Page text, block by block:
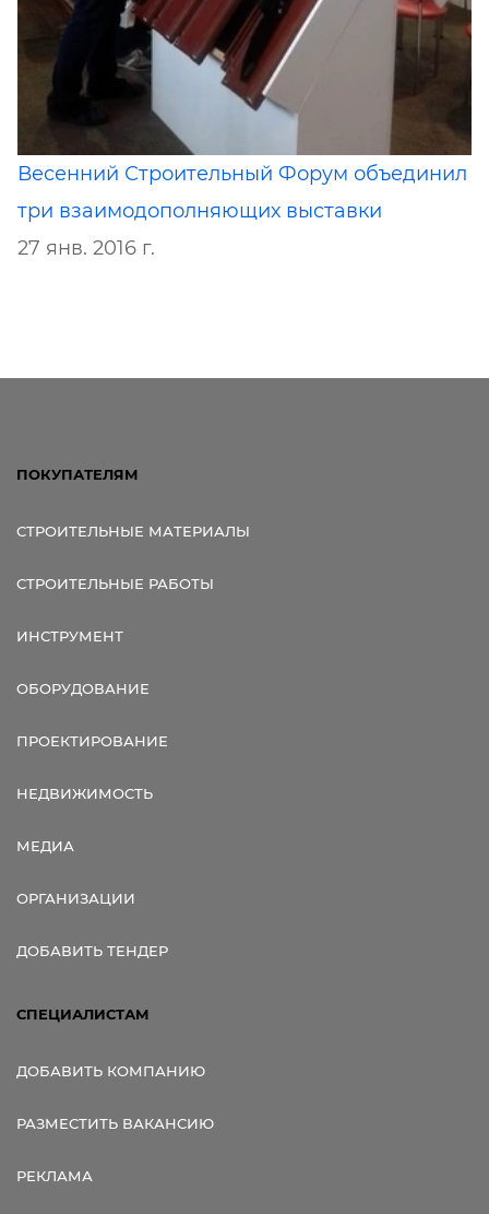
Весенний Строительный Форум объединил
три взаимодополняющих выставки
27 янв. 2016 г.
ПОКУПАТЕЛЯМ
СТРОИТЕЛЬНЫЕ МАТЕРИАЛЫ
СТРОИТЕЛЬНЫЕ РАБОТЫ
ИНСТРУМЕНТ
ОБОРУДОВАНИЕ
ПРОЕКТИРОВАНИЕ
НЕДВИЖИМОСТЬ
МЕДИА
ОРГАНИЗАЦИИ
ДОБАВИТЬ ТЕНДЕР
СПЕЦИАЛИСТАМ
ДОБАВИТЬ КОМПАНИЮ
РАЗМЕСТИТЬ ВАКАНСИЮ
РЕКЛАМА